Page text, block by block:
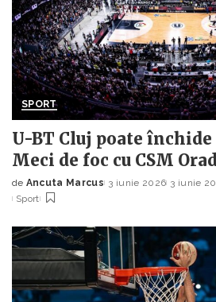
SPORT
U-BT Cluj poate
Meci de foc cu CSM
Posted
by
de Ancuta Marcus 3 iunie 2026 3 iunie
Sport